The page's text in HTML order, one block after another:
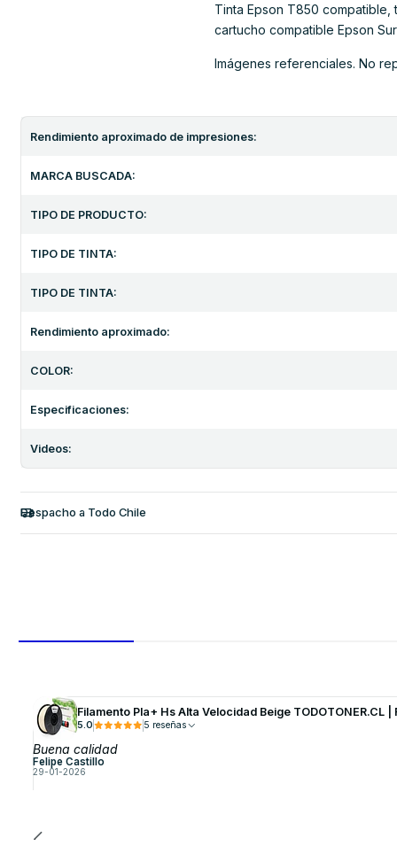
Tinta Epson T850 compatible,
cartucho compatible Epson
Imágenes referenciales. No
Rendimiento aproximado de impresiones:
MARCA BUSCADA:
TIPO DE PRODUCTO:
TIPO DE TINTA:
TIPO DE TINTA:
Rendimiento aproximado:
COLOR:
Especificaciones:
Videos:
Despacho a Todo Chile
Filamento Pla+ Hs Alta Velocidad Beige TODOTONER.CL |
5.0 5 reseñas
Buena calidad
Felipe Castillo
29-01-2026